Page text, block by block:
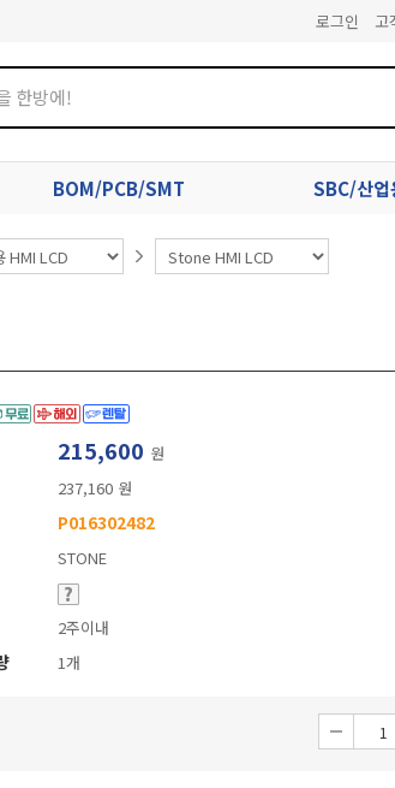
로그인 고
BOM/PCB/SMT SBC/산업
215,600 원
237,160 원
P016302482
STONE
2주이내
1개